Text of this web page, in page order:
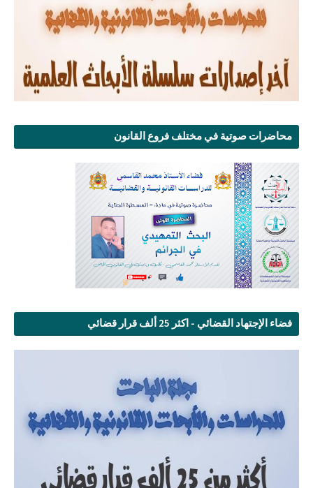
محاضرات صوتية في مختلف فروع القانون
فضاء الإجتهاد القضائي - اكثر 25 ألف قرار قضائي